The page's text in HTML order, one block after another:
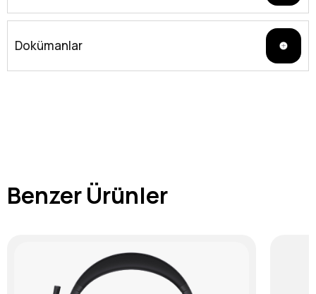
Dokümanlar
Benzer Ürünler